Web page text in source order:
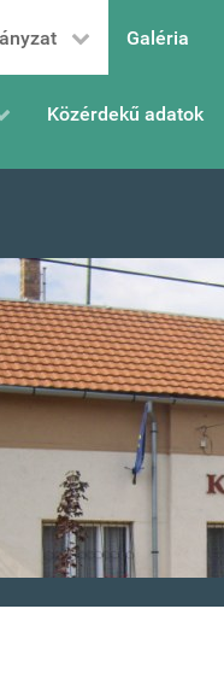
Galéria
Közérdekű adatok